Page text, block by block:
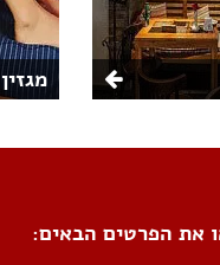
מגזין
את הפרטים הבאים: